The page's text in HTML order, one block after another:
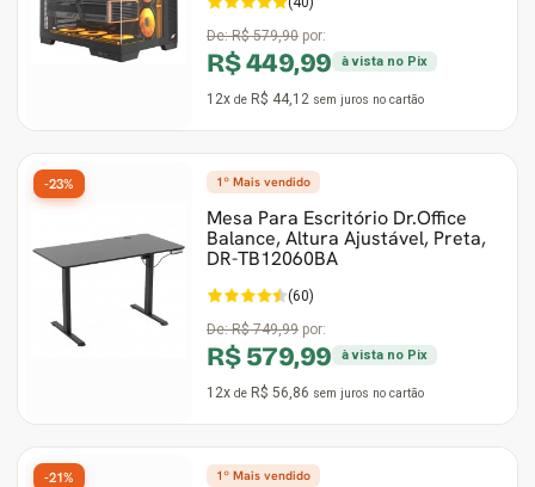
De:R$ 579,90 por:
R$ 449,99 à vista no Pix
12x de R$ 44,12 sem juros no cartão
1º Mais vendido
Mesa Para Escritório Dr.Office
Balance, Altura Ajustável, Preta,
DR-TB12060BA
(60)
De:R$ 749,99 por:
R$ 579,99 à vista no Pix
12x de R$ 56,86 sem juros no cartão
-23%
1º Mais vendido
-21%